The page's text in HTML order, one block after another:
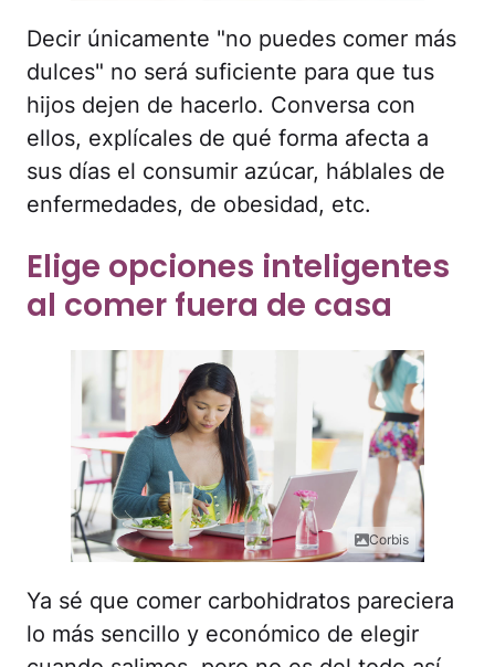
Decir únicamente "no puedes comer más
dulces" no será suficiente para que tus
hijos dejen de hacerlo. Conversa con
ellos, explícales de qué forma afecta a
sus días el consumir azúcar, háblales de
enfermedades, de obesidad, etc.
Elige opciones inteligentes
al comer fuera de casa
Corbis
Ya sé que comer carbohidratos pareciera
lo más sencillo y económico de elegir